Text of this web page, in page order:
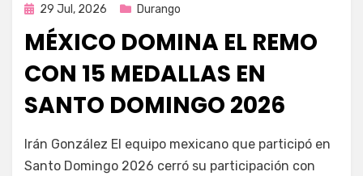
Publicada
29 Jul, 2026 Durango
MÉXICO DOMINA EL REMO
CON 15 MEDALLAS EN
SANTO DOMINGO 2026
por Fernando Miranda Servín
Irán González El equipo mexicano que participó en
Santo Domingo 2026 cerró su participación con